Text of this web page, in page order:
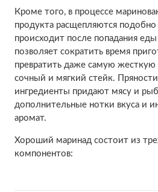
Кроме того, в процессе
продукта расщепляются подобно
происходит после попадания
позволяет сократить время
превратить даже самую жесткую
сочный и мягкий стейк.
ингредиенты придают мясу и
дополнительные нотки вкуса и
аромат.
Хороший маринад состоит из
компонентов: